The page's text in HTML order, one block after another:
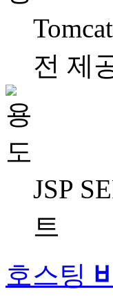
전 제
JSP
트
호스팅